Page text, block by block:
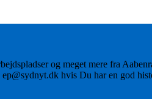
og meget mere fra
hvis Du har en god